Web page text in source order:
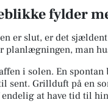
fylder
er slut, er det sjældent
planlægningen, man
i solen. En spontan
sent. Grillduft på en
at have tid til